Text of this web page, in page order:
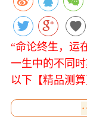
“命论终生，运
一生中的不同
以下【精品测算